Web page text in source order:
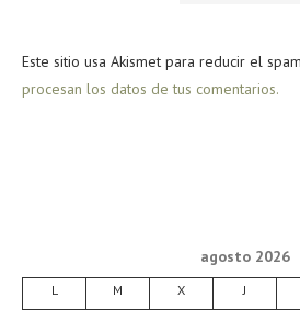
Este sitio usa Akismet para reducir el
procesan los datos de tus comentarios.
agosto 2026
L M X J